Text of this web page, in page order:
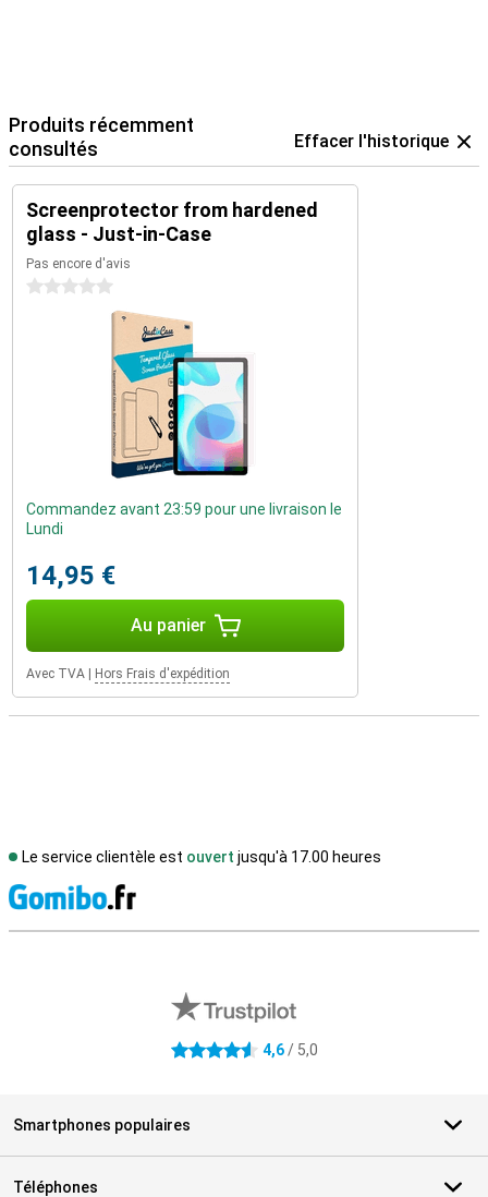
Produits récemment
consultés
Effacer l'historique
Screenprotector from hardened
glass - Just-in-Case
Pas encore d'avis
0 étoiles
Commandez avant 23:59 pour une livraison le
Lundi
14,95 €
Au panier
Avec TVA Hors Frais d'expédition
Le service clientèle est ouvert jusqu'à 17.00 heures
4.6 étoiles 4,6/ 5,0
Smartphones populaires
Téléphones